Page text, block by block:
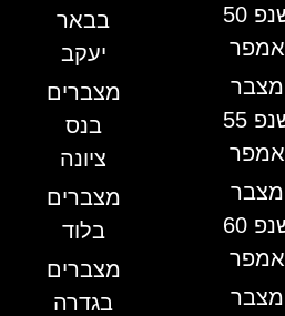
שנפ 50
אמפר
מצבר
שנפ 55
אמפר
מצבר
שנפ 60
אמפר
מצבר
בבאר
יעקב
מצברים
בנס
ציונה
מצברים
בלוד
מצברים
בגדרה